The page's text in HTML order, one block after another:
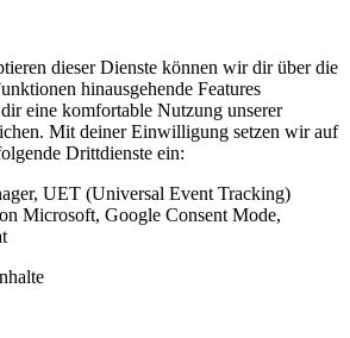
dieser Dienste können wir dir über die
hinausgehende Features
eine komfortable Nutzung unserer
Mit deiner Einwilligung setzen wir auf
Drittdienste ein:
UET (Universal Event Tracking)
Microsoft, Google Consent Mode,